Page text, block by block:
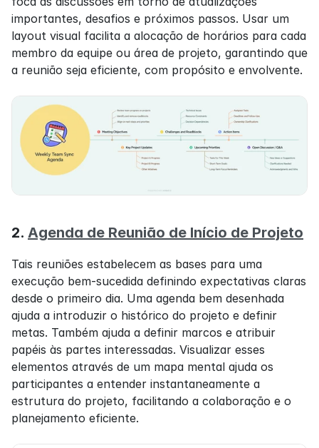
importantes, desafios e próximos passos. Usar um
layout visual facilita a alocação de horários para cada
membro da equipe ou área de projeto, garantindo que
a reunião seja eficiente, com propósito e envolvente.
2. Agenda de Reunião de Início de Projeto
Tais reuniões estabelecem as bases para uma
execução bem-sucedida definindo expectativas claras
desde o primeiro dia. Uma agenda bem desenhada
ajuda a introduzir o histórico do projeto e definir
metas. Também ajuda a definir marcos e atribuir
papéis às partes interessadas. Visualizar esses
elementos através de um mapa mental ajuda os
participantes a entender instantaneamente a
estrutura do projeto, facilitando a colaboração e o
planejamento eficiente.